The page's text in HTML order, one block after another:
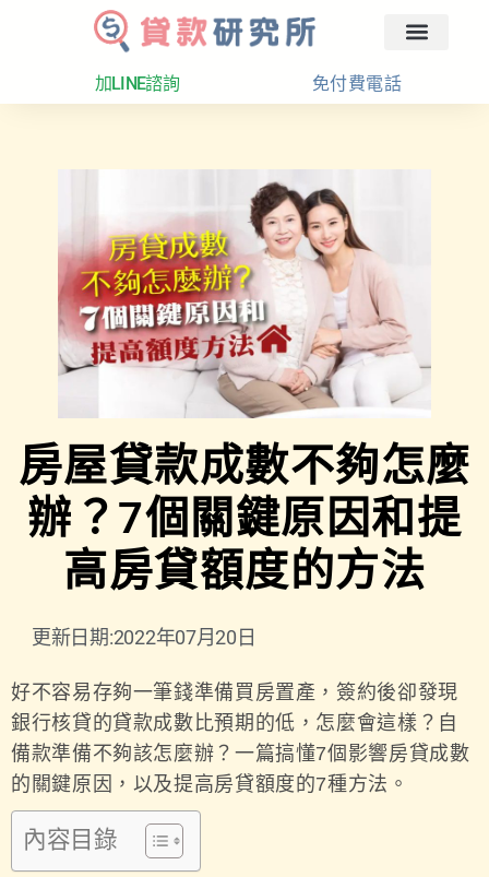
加LINE諮詢 免付費電話
房屋貸款成數不夠怎麼
辦？7個關鍵原因和提
高房貸額度的方法
更新日期:2022年07月20日
好不容易存夠一筆錢準備買房置產，簽約後卻發現
銀行核貸的貸款成數比預期的低，怎麼會這樣？自
備款準備不夠該怎麼辦？一篇搞懂7個影響房貸成數
的關鍵原因，以及提高房貸額度的7種方法。
內容目錄